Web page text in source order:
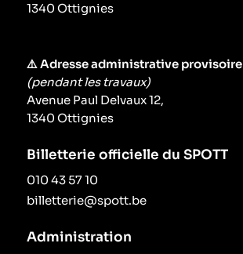
1340 Ottignies
⚠️ Adresse administrative provisoire
(pendant les travaux)
Avenue Paul Delvaux 12,
1340 Ottignies
Billetterie officielle du SPOTT
010 43 57 10
billetterie@spott.be
Administration